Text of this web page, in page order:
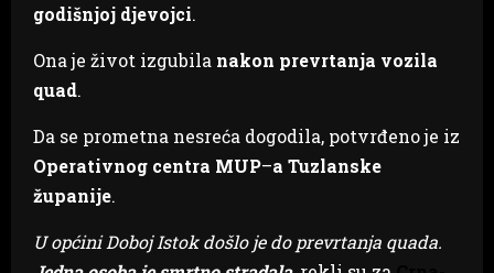
godišnjoj djevojci.
Ona je život izgubila nakon prevrtanja vozila
quad.
Da se prometna nesreća dogodila, potvrđeno je iz
Operativnog centra MUP–a Tuzlanske
županije.
U općini Doboj Istok došlo je do prevrtanja quada.